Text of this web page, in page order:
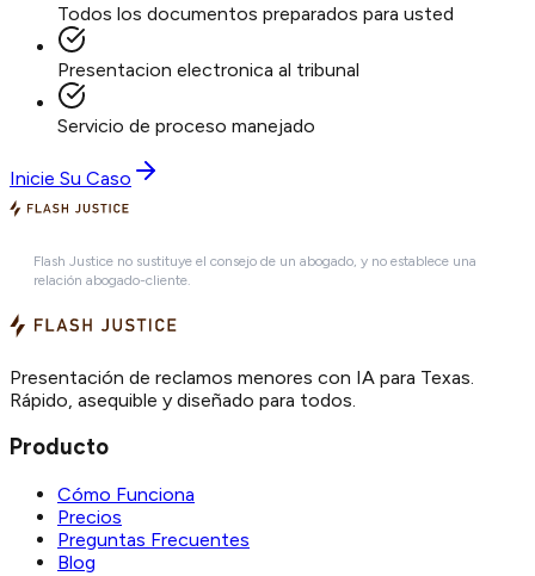
Todos los documentos preparados para usted
Presentacion electronica al tribunal
Servicio de proceso manejado
Inicie Su Caso
Flash Justice no sustituye el consejo de un abogado, y no establece una
relación abogado-cliente.
Presentación de reclamos menores con IA para Texas.
Rápido, asequible y diseñado para todos.
Producto
Cómo Funciona
Precios
Preguntas Frecuentes
Blog